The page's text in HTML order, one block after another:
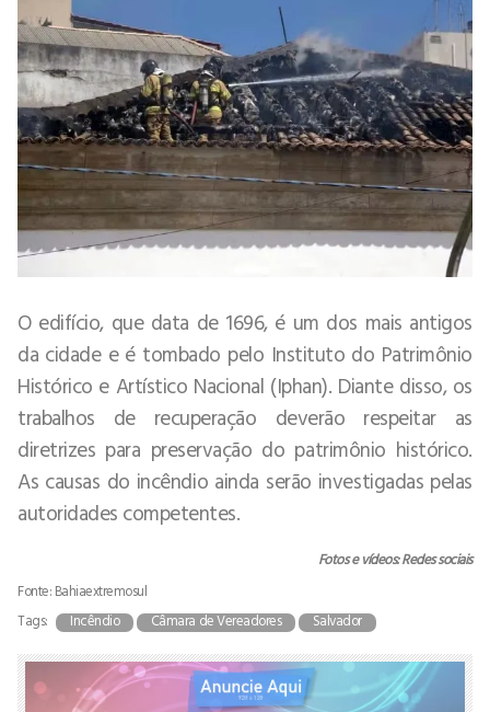
O edifício, que data de 1696, é um dos mais antigos
da cidade e é tombado pelo Instituto do Patrimônio
Histórico e Artístico Nacional (Iphan). Diante disso, os
trabalhos de recuperação deverão respeitar as
diretrizes para preservação do patrimônio histórico.
As causas do incêndio ainda serão investigadas pelas
autoridades competentes.
Fotos e vídeos: Redes sociais
Fonte: Bahiaextremosul
Tags:
Incêndio Câmara de Vereadores Salvador